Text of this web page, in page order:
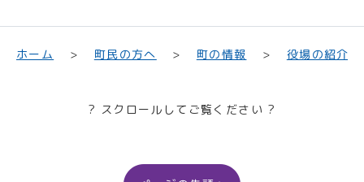
ホーム 町民の方へ 町の情報 役場の紹介
? スクロールしてご覧ください ?